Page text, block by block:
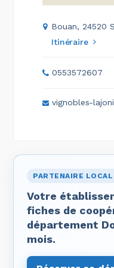
Bouan, 24520
Itinéraire
0553572607
vignobles-
PARTENAIRE
Votre
fiches de
département
mois.